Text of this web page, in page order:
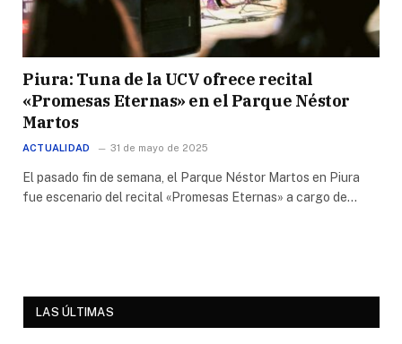
Piura: Tuna de la UCV ofrece recital
«Promesas Eternas» en el Parque Néstor
Martos
ACTUALIDAD 31 de mayo de 2025
El pasado fin de semana, el Parque Néstor Martos en Piura
fue escenario del recital «Promesas Eternas» a cargo de…
LAS ÚLTIMAS